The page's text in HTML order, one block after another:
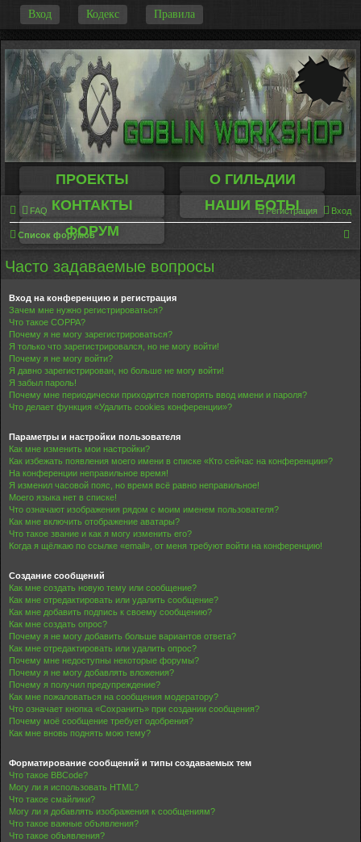
Вход Кодекс Правила
ПРОЕКТЫ
О ГИЛЬДИИ
КОНТАКТЫ
НАШИ БОТЫ
ФОРУМ
FAQ Вход
Регистрация
Список форумов
Часто задаваемые вопросы
Вход на конференцию и регистрация
Зачем мне нужно регистрироваться?
Что такое COPPA?
Почему я не могу зарегистрироваться?
Я только что зарегистрировался, но не могу войти!
Почему я не могу войти?
Я давно зарегистрирован, но больше не могу войти!
Я забыл пароль!
Почему мне периодически приходится повторять ввод имени и пароля?
Что делает функция «Удалить cookies конференции»?
Параметры и настройки пользователя
Как мне изменить мои настройки?
Как избежать появления моего имени в списке «Кто сейчас на конференции»?
На конференции неправильное время!
Я изменил часовой пояс, но время всё равно неправильное!
Моего языка нет в списке!
Что означают изображения рядом с моим именем пользователя?
Как мне включить отображение аватары?
Что такое звание и как я могу изменить его?
Когда я щёлкаю по ссылке «email», от меня требуют войти на конференцию!
Создание сообщений
Как мне создать новую тему или сообщение?
Как мне отредактировать или удалить сообщение?
Как мне добавить подпись к своему сообщению?
Как мне создать опрос?
Почему я не могу добавить больше вариантов ответа?
Как мне отредактировать или удалить опрос?
Почему мне недоступны некоторые форумы?
Почему я не могу добавлять вложения?
Почему я получил предупреждение?
Как мне пожаловаться на сообщения модератору?
Что означает кнопка «Сохранить» при создании сообщения?
Почему моё сообщение требует одобрения?
Как мне вновь поднять мою тему?
Форматирование сообщений и типы создаваемых тем
Что такое BBCode?
Могу ли я использовать HTML?
Что такое смайлики?
Могу ли я добавлять изображения к сообщениям?
Что такое важные объявления?
Что такое объявления?